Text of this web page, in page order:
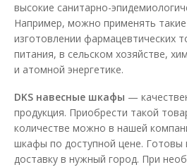
высокие санитарно-
Например, можно применять такие
изготовлении фармацевтических
питания, в сельском хозяйстве,
и атомной энергетике.
DKS навесные шкафы —
продукция. Приобрести такой
количестве можно в нашей
шкафы по доступной цене.
доставку в нужный город. При